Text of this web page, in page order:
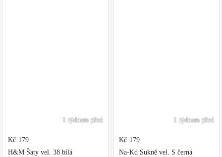
1 týdnem před
Kč 179
H&M Šaty vel. 38 bílá
1 týdnem před
Kč 179
Na-Kd Sukně vel. S černá